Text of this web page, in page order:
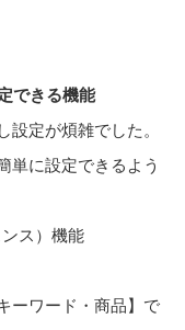
できる機能
設定が煩雑でした。
単に設定できるよう
ス）機能
ーワード・商品】で